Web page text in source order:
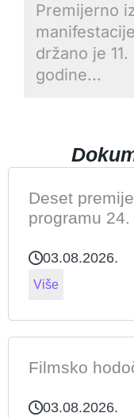
Premijerno
držano je
godine...
Deset
programu
03.08.2026.
Više
Filmsko
03.08.2026.